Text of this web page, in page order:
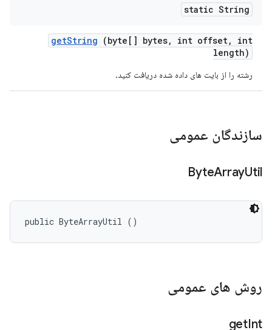
static String
getString (byte[] bytes, int offset,
int
length)
رشته را از بایت های داده شده دریافت کنید.
سازندگان عمومی
ByteArrayUtil
public ByteArrayUtil ()
روش های عمومی
getInt